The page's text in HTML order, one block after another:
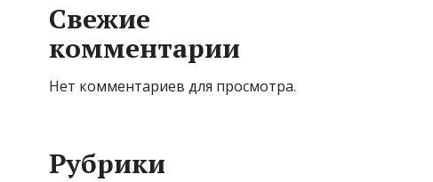
Свежие
комментарии
Нет комментариев для просмотра.
Рубрики